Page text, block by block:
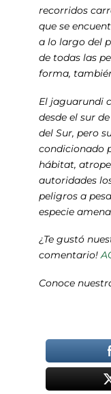
recorridos
que se
a lo largo del
de todas las
forma,
El jaguarundi
desde el sur
del Sur, pero
condicionado
hábitat,
autoridades
peligros a
especie
¿Te gustó
comentario!
Conoce